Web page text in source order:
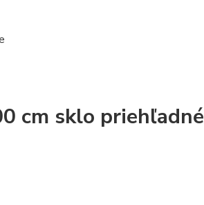
cm sklo priehľadné